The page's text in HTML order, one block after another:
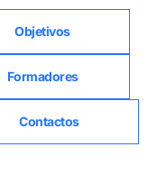
Objetivos
Formadores
Contactos